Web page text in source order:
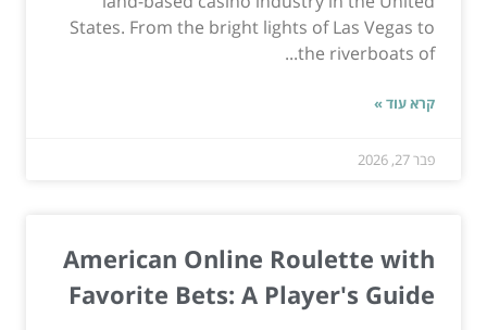
States. From the bright lights of Las Vegas to
the riverboats of...
קרא עוד »
פבר 27, 2026
American Online Roulette with
Favorite Bets: A Player's Guide